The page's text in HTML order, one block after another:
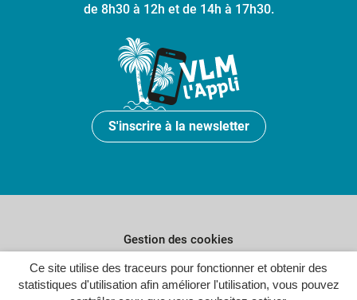
Ce site utilise des traceurs pour fonctionner et obtenir des
statistiques d'utilisation afin améliorer l'utilisation, vous pouvez
de 8h30 à 12h et de 14h à 17h30.
S'inscrire à la newsletter
Gestion des cookies
Plan du site
Politique de confidentialité